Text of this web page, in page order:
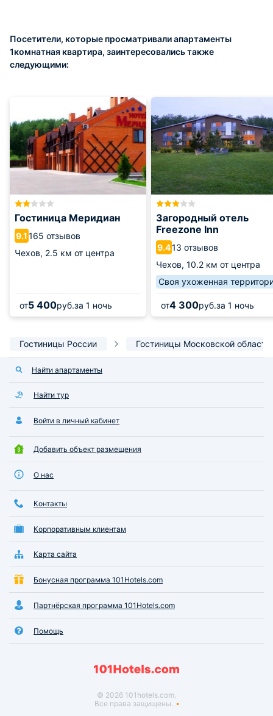
Посетители, которые просматривали апартаменты
1комнатная квартира, заинтересовались также
следующими:
Гостиница Меридиан
9.1165 отзывов
Чехов, 2.5 км от центра
от5 400руб.за 1 ночь
Загородный отель
Freezone Inn
9.413 отзывов
Чехов, 10.2 км от центра
Своя ухоженная
от4 300руб.за 1 ночь
Гостиницы России Гостиницы Московской области
Найти апартаменты
Найти тур
Войти в личный кабинет
Добавить объект размещения
О нас
Контакты
Корпоративным клиентам
Карта сайта
Бонусная программа 101Hotels.com
Партнёрская программа 101Hotels.com
Помощь
© 2026 101hotels.com.
Все права защищены.